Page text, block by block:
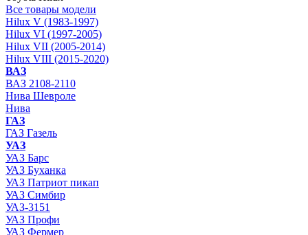
Все товары модели
Hilux V (1983-1997)
Hilux VI (1997-2005)
Hilux VII (2005-2014)
Hilux VIII (2015-2020)
ВАЗ
ВАЗ 2108-2110
Нива Шевроле
Нива
ГАЗ
ГАЗ Газель
УАЗ
УАЗ Барс
УАЗ Буханка
УАЗ Патриот пикап
УАЗ Симбир
УАЗ-3151
УАЗ Профи
УАЗ Фермер